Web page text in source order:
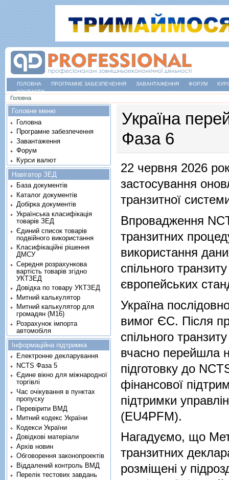
ГОЛОВНА ПРОГРАМНЕ ЗАБЕЗПЕЧЕННЯ ЗАВАНТАЖЕННЯ ФОРУМ
КОНТАКТИ
Ви є тут
Головна
Україна
Фаза 6
22 червня 2026
застосування
транзитної
Впровадження
транзитних
використання
спільного
європейських
Україна
вимог ЄС. Після
спільного
вчасно перейшла
підготовку до
фінансової
підтримки
(EU4PFM).
Нагадуємо, що
транзитних
розміщені у
Головне меню
Головна
Програмне забезпечення
Завантаження
Форум
Курси валют
Навігатор ЗЕД
База документів
Каталог документів
Добірка документів
Українська класифікація
товарів ЗЕД
Єдиний список товарів
подвійного використання
Класифікаційні рішення
ДМСУ
Середня розрахункова
вартість товарів згідно
УКТЗЕД
Довідка по товару УКТЗЕД
Митний калькулятор
Митний калькулятор для
громадян (М16)
Розрахунок імпорта
автомобіля
Інформаційна підтримка
Електронне декларування
NCTS Фаза 5
Єдине вікно для міжнародної
торгівлі
Час очікування в пунктах
пропуску
Перевірити ВМД
Митний кодекс України
Кодекси України
Довідкові матеріали
Архів новин
Обговорення законопроектів
Віддалений контроль ВМД
Перелік тестових завдань